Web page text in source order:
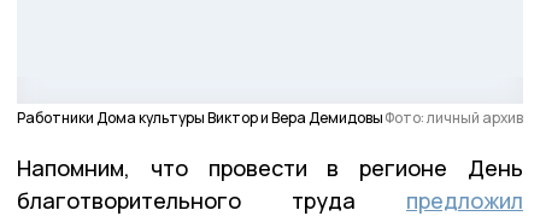
Работники Дома культуры Виктор и Вера ДемидовыФото: личный архив
Напомним, что провести в регионе День
благотворительного труда предложил